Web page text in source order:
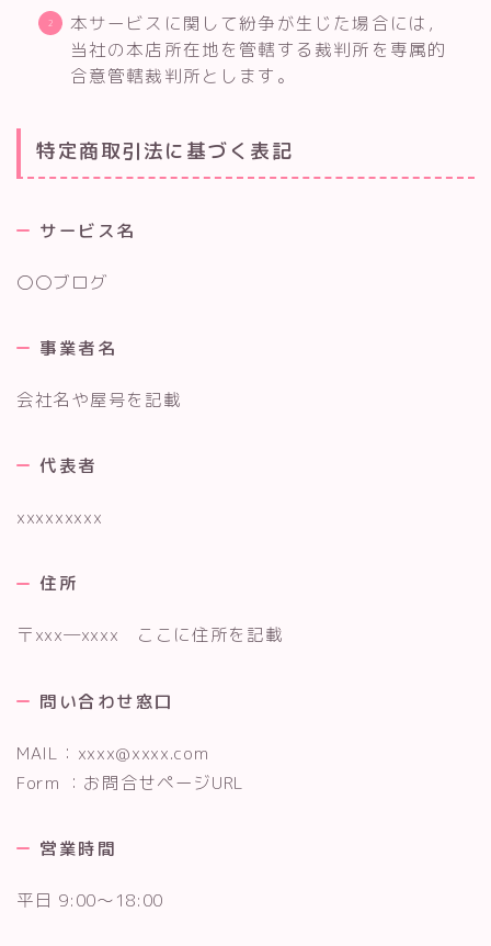
本サービスに関して紛争が生じた場合には，
当社の本店所在地を管轄する裁判所を専属的
合意管轄裁判所とします。
特定商取引法に基づく表記
サービス名
〇〇ブログ
事業者名
会社名や屋号を記載
代表者
xxxxxxxxx
住所
〒xxx―xxxx ここに住所を記載
問い合わせ窓口
MAIL：xxxx@xxxx.com
Form ：お問合せページURL
営業時間
平日 9:00～18:00